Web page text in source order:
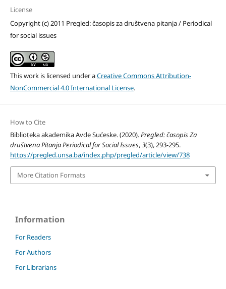
License
Copyright (c) 2011 Pregled: časopis za društvena pitanja / Periodical
for social issues
This work is licensed under aCreative Commons Attribution-
NonCommercial 4.0 International License.
How to Cite
Biblioteka akademika Avde Sućeske. (2020).Pregled: časopis Za
društvena Pitanja Periodical for Social Issues,3(3), 293-295.
https://pregled.unsa.ba/index.php/pregled/article/view/738
More Citation Formats
Information
For Readers
For Authors
For Librarians